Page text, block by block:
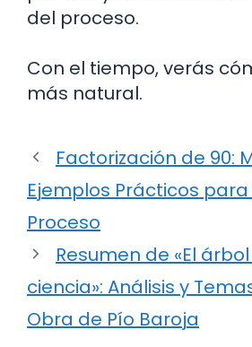
del proceso.
Con el tiempo, verás
más natural.
Factorización de 90:
Ejemplos Prácticos
Proceso
Resumen de «El
ciencia»: Análisis y
Obra de Pío Baroja